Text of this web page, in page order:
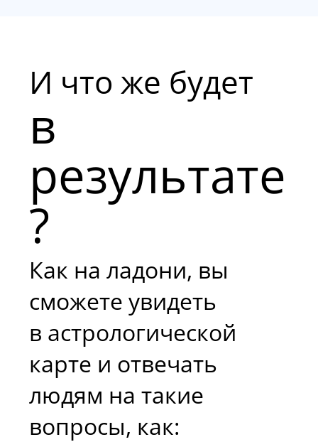
И что же будет
в
результате
?
Как на ладони, вы
сможете увидеть
в астрологической
карте и отвечать
людям на такие
вопросы, как: